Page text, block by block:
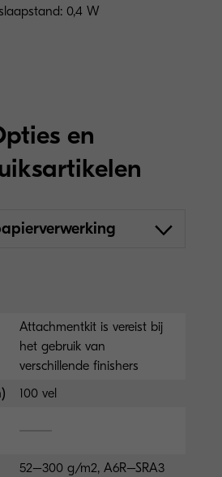
0,4 W
en
Attachmentkit is vereist bij
het gebruik van
verschillende finishers
100 vel
52–300 g/m2, A6R–SRA3